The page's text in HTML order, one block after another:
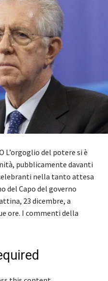
L’orgoglio del potere si è
pubblicamente davanti
nella tanto attesa
del Capo del governo
23 dicembre, a
ore. I commenti della